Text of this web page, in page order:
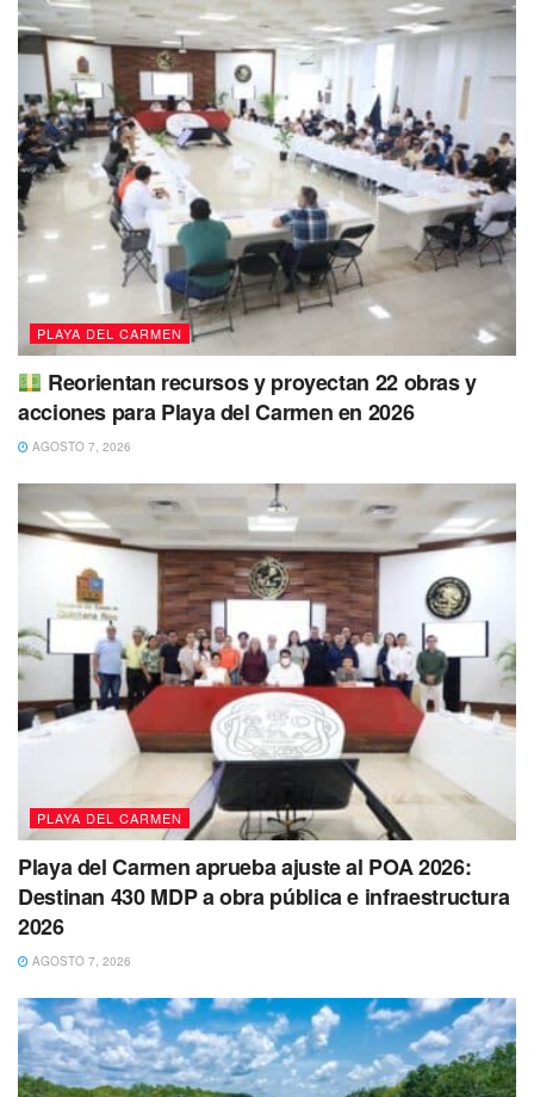
Durante el acto, la presidenta municipal de Solidaridad
anunció la certificación de la corporación policial local, con
el objetivo de convertirse en la mejor policía municipal del
país.Enfatizó que los miembros de la corporación
deben ser ejemplos de congruencia, respetando y
haciendo respetar la ley tanto en servicio como en
descanso
, y lograr el respeto de los ciudadanos
impidiendo cualquier acto de corrupción.
La presidenta municipal dijo que se encuentran trabajando
y revisando los requisitos necesarios para obtener la
certificación de la corporación policial.
“Vamos a certificarnos. Somos la mejor
policía municipal de Quintana Roo, y
también podemos ser la mejor
corporación del país. Sigamos trabajando
con responsabilidad en beneficio de
Solidaridad y las familias”, declaró Lili
Campos.
deben comportarse de manera correcta, honrando su
importante labor dentro de la sociedad.
“Si algún ciudadano intenta corromperte,
detenlo y ponlo a disposición. El policía
PLAYA DEL CARMEN
Reorientan recursos y proyectan 22 obras y
acciones para Playa del Carmen en 2026
AGOSTO 7, 2026
PLAYA DEL CARMEN
Playa del Carmen aprueba ajuste al POA 2026:
Destinan 430 MDP a obra pública e infraestructura
2026
AGOSTO 7, 2026